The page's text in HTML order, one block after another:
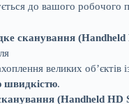
до вашого робочого
сканування (Handheld
великих об’єктів
швидкістю.
(Handheld HD